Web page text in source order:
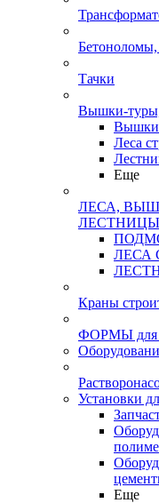
Тачки
Вышки-туры,
Леса
Еще
ЛЕСА,
ЛЕСТНИЦЫ
ЛЕСА
Краны
ФОРМЫ для
Установки
Еще